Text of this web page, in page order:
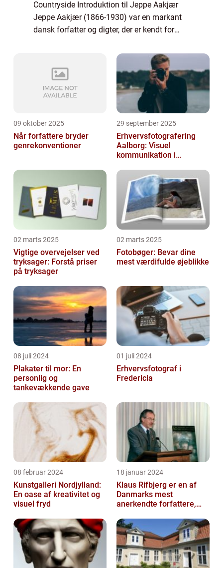
Countryside Introduktion til Jeppe Aakjær
Jeppe Aakjær (1866-1930) var en markant
dansk forfatter og digter, der er kendt for
Hans værker har berørt og inspir...
09 oktober 2025
Når forfattere bryder
genrekonventioner
29 september 2025
Erhvervsfotografering
Aalborg: Visuel
kommunikation i
02 marts 2025
Vigtige overvejelser ved
tryksager: Forstå priser
på tryksager
02 marts 2025
Fotobøger: Bevar dine
mest værdifulde øjeblikke
08 juli 2024
Plakater til mor: En
personlig og
tankevækkende gave
01 juli 2024
Erhvervsfotograf i
Fredericia
08 februar 2024
Kunstgalleri Nordjylland:
En oase af kreativitet og
visuel fryd
18 januar 2024
Klaus Rifbjerg er en af
Danmarks mest
anerkendte forfattere,
bøger og bidrag ti...